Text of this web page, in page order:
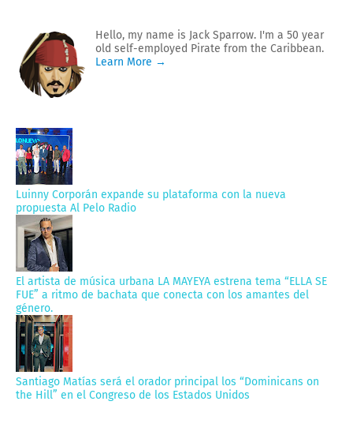
Hello, my name is Jack Sparrow. I'm a 50 year
old self-employed Pirate from the Caribbean.
Learn More →
Luinny Corporán expande su plataforma con la nueva
propuesta Al Pelo Radio
El artista de música urbana LA MAYEYA estrena tema “ELLA SE
FUE” a ritmo de bachata que conecta con los amantes del
género.
Santiago Matías será el orador principal los “Dominicans on
the Hill” en el Congreso de los Estados Unidos